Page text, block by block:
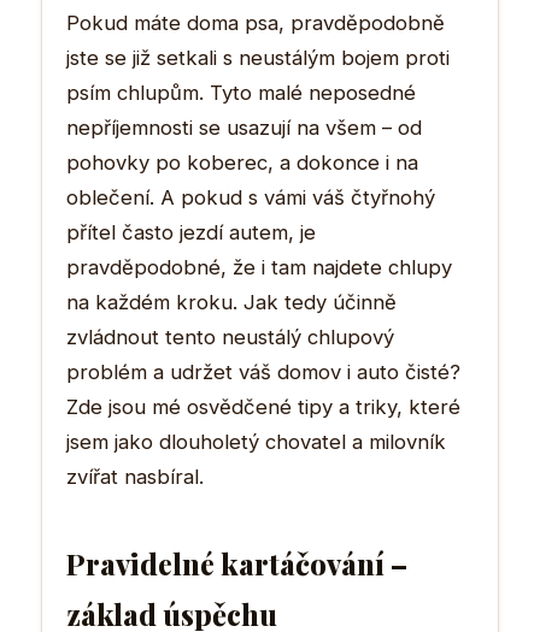
Pokud máte doma psa, pravděpodobně
jste se již setkali s neustálým bojem proti
psím chlupům. Tyto malé neposedné
nepříjemnosti se usazují na všem – od
pohovky po koberec, a dokonce i na
oblečení. A pokud s vámi váš čtyřnohý
přítel často jezdí autem, je
pravděpodobné, že i tam najdete chlupy
na každém kroku. Jak tedy účinně
zvládnout tento neustálý chlupový
problém a udržet váš domov i auto čisté?
Zde jsou mé osvědčené tipy a triky, které
jsem jako dlouholetý chovatel a milovník
zvířat nasbíral.
Pravidelné kartáčování –
základ úspěchu